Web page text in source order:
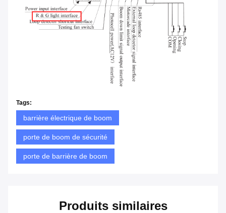
Tags:
barrière électrique de boom
porte de boom de sécurité
porte de barrière de boom
Produits similaires